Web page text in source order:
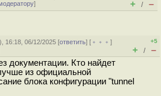
] + / –
), 16:18, 06/12/2025 [ответить] [ ﹢﹢﹢]
+5
+ / –
документации. Кто найдет
из официальной
блока конфигурации "tunnel